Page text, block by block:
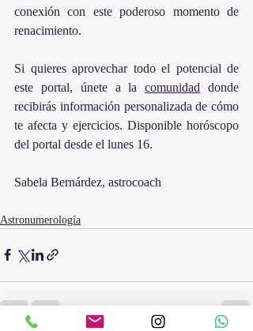
conexión con este poderoso momento de
renacimiento.
Si quieres aprovechar todo el potencial de
este portal, únete a la comunidad donde
recibirás información personalizada de cómo
te afecta y ejercicios. Disponible horóscopo
del portal desde el lunes 16.
Sabela Bernárdez, astrocoach
Astronumerología